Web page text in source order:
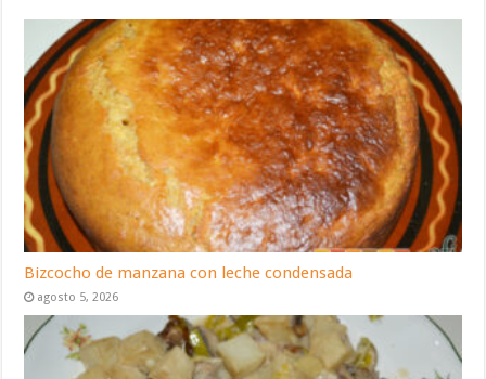
Bizcocho de manzana con leche condensada
agosto 5, 2026